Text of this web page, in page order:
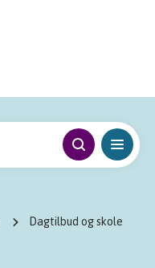
Dagtilbud og skole